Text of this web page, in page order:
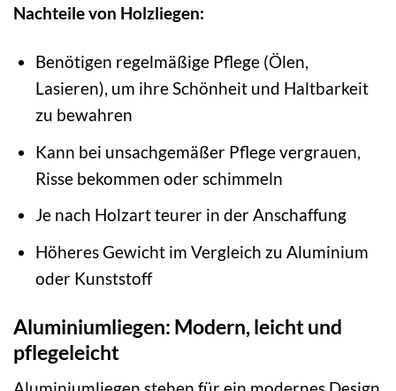
Nachteile von Holzliegen:
Benötigen regelmäßige Pflege (Ölen,
Lasieren), um ihre Schönheit und Haltbarkeit
zu bewahren
Kann bei unsachgemäßer Pflege vergrauen,
Risse bekommen oder schimmeln
Je nach Holzart teurer in der Anschaffung
Höheres Gewicht im Vergleich zu Aluminium
oder Kunststoff
Aluminiumliegen: Modern, leicht und
pflegeleicht